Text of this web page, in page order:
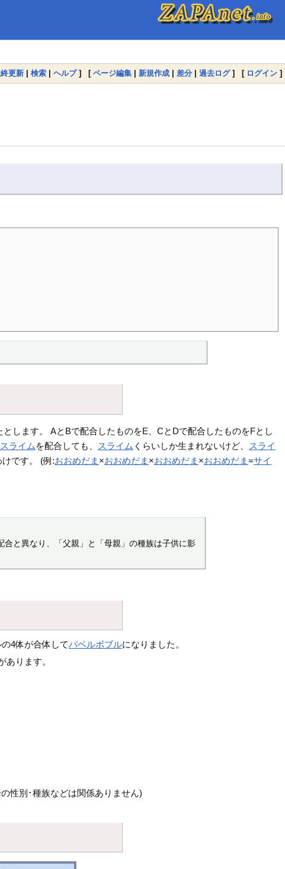
更新 | 検索 | ヘルプ] [ ページ編集 | 新規作成 | 差分 | 過去ログ] [ ログイン ]
します。 AとBで配合したものをE、CとDで配合したものをFとし
スライム を配合しても、 スライム くらいしか生まれないけど、
スライ
です。 (例:おおめだま ×おおめだま ×おおめだま ×おおめだま=サイ
と異なり、「父親」と「母親」の種族は子供に影
4体が合体してバベルボブルになりました。
ります。
性別･種族などは関係ありません)